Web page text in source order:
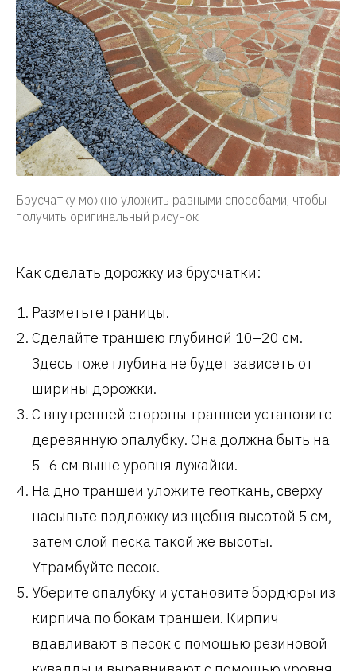
Брусчатку можно уложить разными способами, чтобы
получить оригинальный рисунок
Как сделать дорожку из брусчатки:
Разметьте границы.
Сделайте траншею глубиной 10–20 см.
Здесь тоже глубина не будет зависеть от
ширины дорожки.
С внутренней стороны траншеи установите
деревянную опалубку. Она должна быть на
5–6 см выше уровня лужайки.
На дно траншеи уложите геоткань, сверху
насыпьте подложку из щебня высотой 5 см,
затем слой песка такой же высоты.
Утрамбуйте песок.
Уберите опалубку и установите бордюры из
кирпича по бокам траншеи. Кирпич
вдавливают в песок с помощью резиновой